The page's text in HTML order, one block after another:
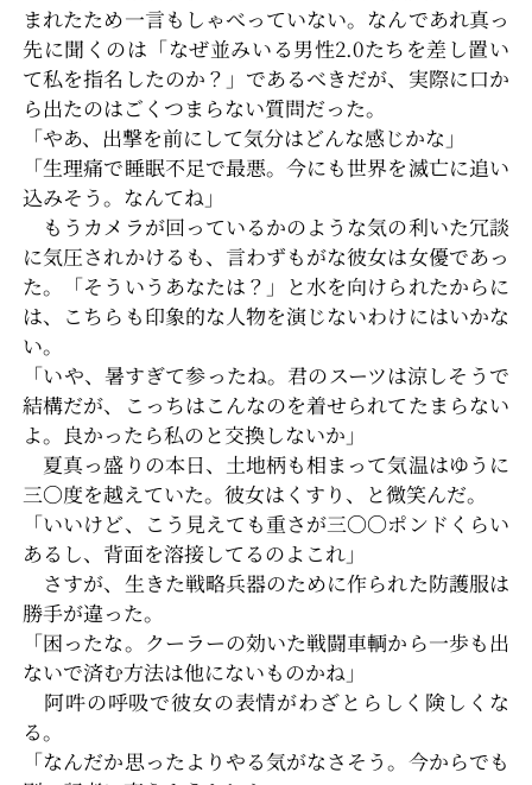
まれたため一言もしゃべっていない。なんであれ真っ
先に聞くのは「なぜ並みいる男性2.0たちを差し置い
て私を指名したのか？」であるべきだが、実際に口か
ら出たのはごくつまらない質問だった。
「やあ、出撃を前にして気分はどんな感じかな」
「生理痛で睡眠不足で最悪。今にも世界を滅亡に追い
込みそう。なんてね」
もうカメラが回っているかのような気の利いた冗談
に気圧されかけるも、言わずもがな彼女は女優であっ
た。「そういうあなたは？」と水を向けられたからに
は、こちらも印象的な人物を演じないわけにはいかな
い。
「いや、暑すぎて参ったね。君のスーツは涼しそうで
結構だが、こっちはこんなのを着せられてたまらない
よ。良かったら私のと交換しないか」
夏真っ盛りの本日、土地柄も相まって気温はゆうに
三〇度を越えていた。彼女はくすり、と微笑んだ。
「いいけど、こう見えても重さが三〇〇ポンドくらい
あるし、背面を溶接してるのよこれ」
さすが、生きた戦略兵器のために作られた防護服は
勝手が違った。
「困ったな。クーラーの効いた戦闘車輌から一歩も出
ないで済む方法は他にないものかね」
阿吽の呼吸で彼女の表情がわざとらしく険しくな
る。
「なんだか思ったよりやる気がなさそう。今からでも